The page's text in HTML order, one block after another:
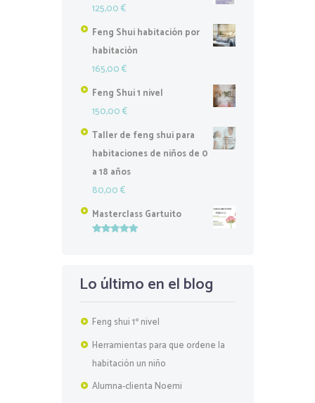
125,00€
Feng Shui habitación por
habitación
165,00€
Feng Shui 1 nivel
150,00€
Taller de feng shui para
habitaciones de niños de 0
a 18 años
80,00€
Masterclass Gartuito
Lo último en el blog
Feng shui 1º nivel
Herramientas para que ordene la
habitación un niño
Alumna-clienta Noemi